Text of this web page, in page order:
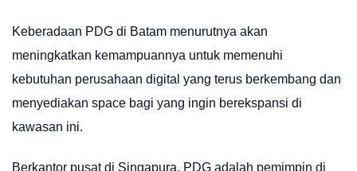
Keberadaan PDG di Batam menurutnya akan
meningkatkan kemampuannya untuk memenuhi
kebutuhan perusahaan digital yang terus berkembang dan
menyediakan space bagi yang ingin berekspansi di
kawasan ini.
Berkantor pusat di Singapura, PDG adalah pemimpin di